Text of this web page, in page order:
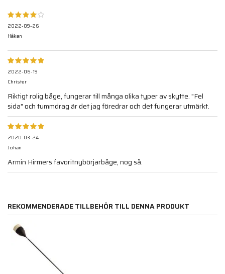
2022-09-26
Håkan
2022-06-19
Christer
Riktigt rolig båge, fungerar till många olika typer av skytte. "Fel
sida" och tummdrag är det jag föredrar och det fungerar utmärkt.
2020-03-24
Johan
Armin Hirmers favoritnybörjarbåge, nog så.
REKOMMENDERADE TILLBEHÖR TILL DENNA PRODUKT